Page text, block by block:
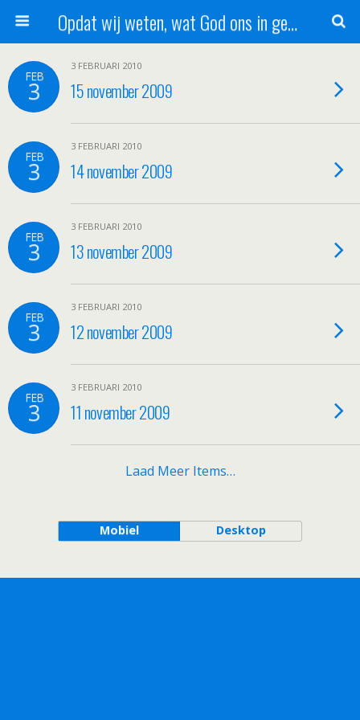
Opdat wij weten, wat God ons in genade schenkt!
FEB
3
3 FEBRUARI 2010
15 november 2009
FEB
3
3 FEBRUARI 2010
14 november 2009
FEB
3
3 FEBRUARI 2010
13 november 2009
FEB
3
3 FEBRUARI 2010
12 november 2009
FEB
3
3 FEBRUARI 2010
11 november 2009
Laad Meer Items…
Mobiel Desktop